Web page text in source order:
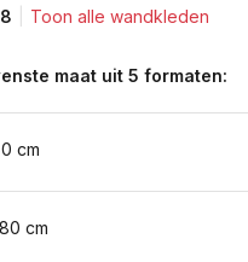
Toon alle wandkleden
maat uit 5 formaten:
cm
cm